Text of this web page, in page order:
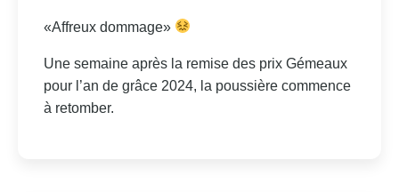
«Affreux dommage»
Une semaine après la remise des prix Gémeaux
pour l’an de grâce 2024, la poussière commence
à retomber.